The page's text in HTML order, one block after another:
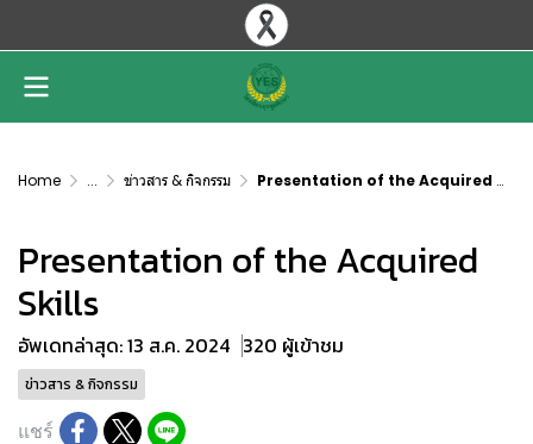
Home ... ข่าวสาร & กิจกรรม Presentation of the Acquired Skills
Presentation of the Acquired
Skills
อัพเดทล่าสุด: 13 ส.ค. 2024 320 ผู้เข้าชม
ข่าวสาร & กิจกรรม
แชร์